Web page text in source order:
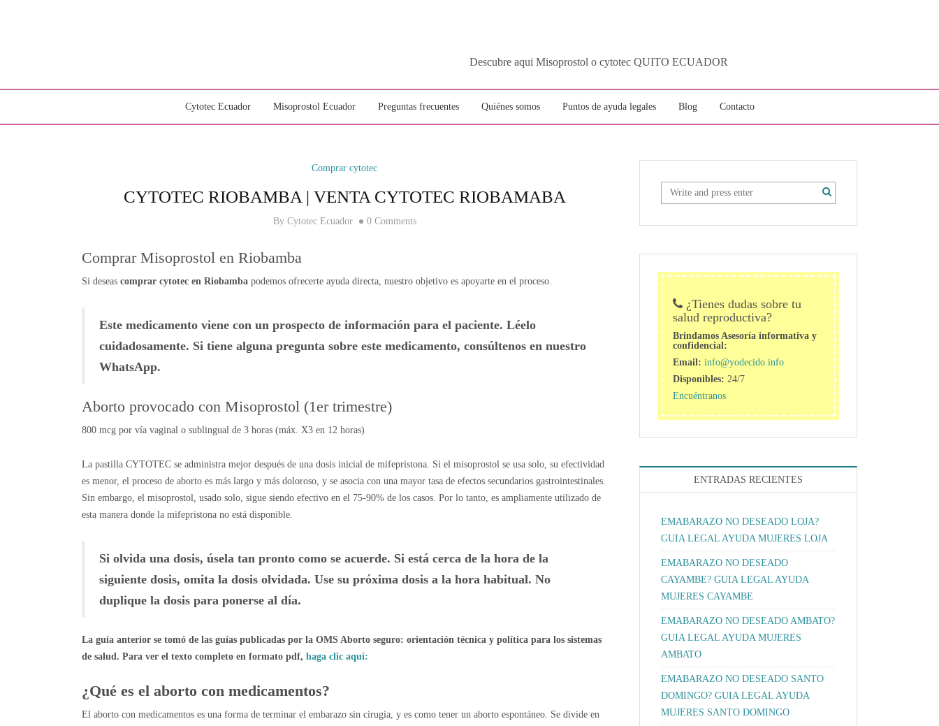
Descubre aqui Misoprostol o cytotec QUITO ECUADOR
Cytotec Ecuador Misoprostol Ecuador Preguntas frecuentes Quiénes somos Puntos de ayuda legales Blog Contacto
Comprar cytotec
CYTOTEC RIOBAMBA | VENTA CYTOTEC RIOBAMABA
By Cytotec Ecuador 0 Comments
Comprar Misoprostol en Riobamba
Si deseas comprar cytotec en Riobamba podemos ofrecerte ayuda directa, nuestro objetivo es apoyarte en el proceso.
Este medicamento viene con un prospecto de información para el paciente. Léelo
cuidadosamente. Si tiene alguna pregunta sobre este medicamento, consúltenos en nuestro
WhatsApp.
Aborto provocado con Misoprostol (1er trimestre)
800 mcg por vía vaginal o sublingual de 3 horas (máx. X3 en 12 horas)
La pastilla CYTOTEC se administra mejor después de una dosis inicial de mifepristona. Si el misoprostol se usa solo, su efectividad
es menor, el proceso de aborto es más largo y más doloroso, y se asocia con una mayor tasa de efectos secundarios gastrointestinales.
Sin embargo, el misoprostol, usado solo, sigue siendo efectivo en el 75-90% de los casos. Por lo tanto, es ampliamente utilizado de
esta manera donde la mifepristona no está disponible.
Si olvida una dosis, úsela tan pronto como se acuerde. Si está cerca de la hora de la
siguiente dosis, omita la dosis olvidada. Use su próxima dosis a la hora habitual. No
duplique la dosis para ponerse al día.
La guía anterior se tomó de las guías publicadas por la OMS Aborto seguro: orientación técnica y política para los sistemas
de salud. Para ver el texto completo en formato pdf, haga clic aquí:
¿Qué es el aborto con medicamentos?
El aborto con medicamentos es una forma de terminar el embarazo sin cirugía, y es como tener un aborto espontáneo. Se divide en
¿Tienes dudas sobre tu
salud reproductiva?
Brindamos Asesoría informativa y
confidencial:
Email: info@yodecido.info
Disponibles: 24/7
Encuéntranos
ENTRADAS RECIENTES
EMABARAZO NO DESEADO LOJA?
GUIA LEGAL AYUDA MUJERES LOJA
EMABARAZO NO DESEADO
CAYAMBE? GUIA LEGAL AYUDA
MUJERES CAYAMBE
EMABARAZO NO DESEADO AMBATO?
GUIA LEGAL AYUDA MUJERES
AMBATO
EMABARAZO NO DESEADO SANTO
DOMINGO? GUIA LEGAL AYUDA
MUJERES SANTO DOMINGO